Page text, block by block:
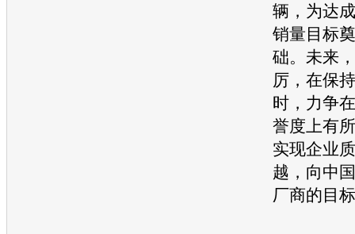
辆，为达
销量目标
础。未来
厉，在保
时，力争
誉度上有
实现企业
越，向中
厂商的目